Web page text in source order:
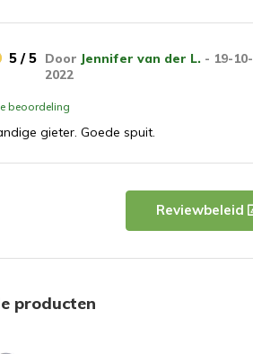
Door Jennifer van der L. - 19-10-
2022
beoordeling
5 / 5
gieter. Goede spuit.
Reviewbeleid
producten